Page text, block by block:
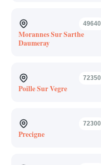
49640
Morannes Sur Sarthe
Daumeray
72350
Poille Sur Vegre
72300
Precigne